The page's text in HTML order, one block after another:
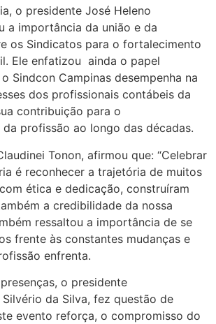
o presidente José Heleno
a importância da união e da
os Sindicatos para o fortalecimento
Ele enfatizou ainda o papel
Sindcon Campinas desempenha na
dos profissionais contábeis da
contribuição para o
profissão ao longo das décadas.
Tonon, afirmou que: “Celebrar
é reconhecer a trajetória de muitos
ética e dedicação, construíram
a credibilidade da nossa
ressaltou a importância de se
frente às constantes mudanças e
enfrenta.
o presidente
da Silva, fez questão de
evento reforça, o compromisso do